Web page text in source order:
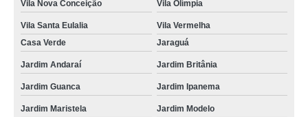
Vila Nova Conceição Vila Olímpia
Vila Santa Eulalia
Vila Vermelha
Casa Verde
Jaraguá
Jardim Andaraí Jardim Britânia
Jardim Guanca Jardim Ipanema
Jardim Maristela Jardim Modelo